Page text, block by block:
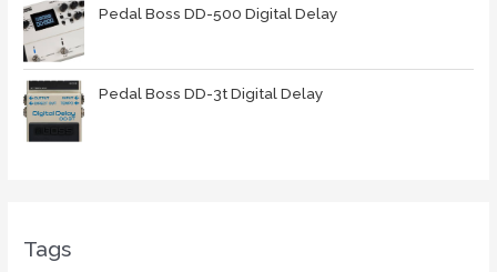
Pedal Boss DD-500 Digital Delay
Pedal Boss DD-3t Digital Delay
Tags